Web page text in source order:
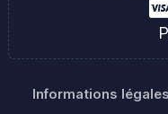
Informations légales